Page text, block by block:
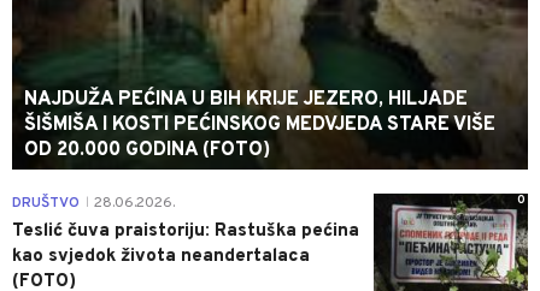
NAJDUŽA PEĆINA U BIH KRIJE JEZERO, HILJADE
ŠIŠMIŠA I KOSTI PEĆINSKOG MEDVJEDA STARE VIŠE
OD 20.000 GODINA (FOTO)
0
DRUŠTVO 28.06.2026.
Teslić čuva praistoriju: Rastuška pećina
kao svjedok života neandertalaca
(FOTO)